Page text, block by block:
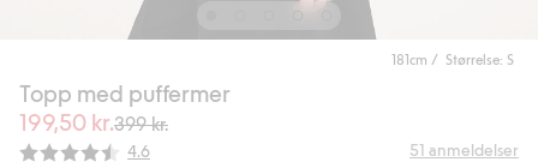
181cm / Størrelse: S
Topp med puffermer
199,50 kr.399 kr.
Gjennomsnittskarakter:
4.6 51 anmeldelser